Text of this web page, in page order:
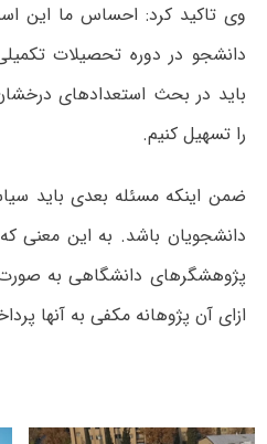
وی تاکید کرد: احساس ما این
دانشجو در دوره تحصیلات
باید در بحث استعدادهای
را تسهیل کنیم.
ضمن اینکه مسئله بعدی باید
دانشجویان باشد. به این معنی که
پژوهشگرهای دانشگاهی به
ازای آن پژوهانه مکفی به آنها